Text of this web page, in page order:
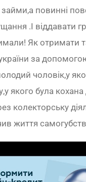
повинні
.І віддавати
Як отримати
за
чоловік,у
якого була
колекторську
життя